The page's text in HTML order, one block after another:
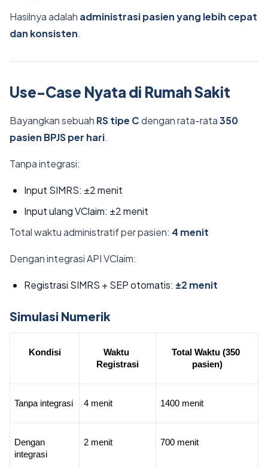
Hasilnya adalah administrasi pasien yang lebih cepat
dan konsisten.
Use-Case Nyata di Rumah Sakit
Bayangkan sebuah RS tipe Cdengan rata-rata350
pasien BPJS per hari.
Tanpa integrasi:
Input SIMRS: ±2 menit
Input ulang VClaim: ±2 menit
Total waktu administratif per pasien: 4 menit
Dengan integrasi API VClaim:
Registrasi SIMRS + SEP otomatis: ±2 menit
Simulasi Numerik
Kondisi
Waktu
Registrasi
Total Waktu (350
pasien)
Tanpa integrasi 4 menit 1400 menit
Dengan
integrasi
2 menit 700 menit